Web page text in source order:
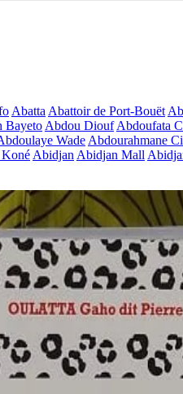
Abatta Abattoir de Port-Bouët
Bayeto Abdou Diouf Abdoufata
Wade Abdourahmane
Abidjan Abidjan Mall